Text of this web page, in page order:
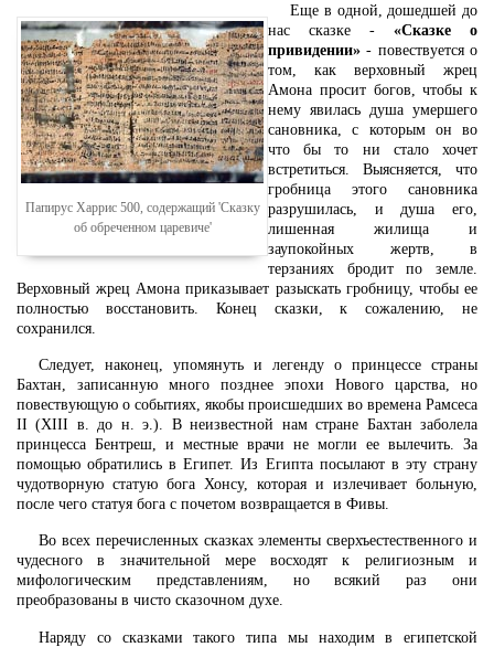
Папирус Харрис 500, содержащий 'Сказку
об обреченном царевиче'
Еще в одной, дошедшей до
нас сказке - «Сказке о
привидении» - повествуется о
том, как верховный жрец
Амона просит богов, чтобы к
нему явилась душа умершего
сановника, с которым он во
что бы то ни стало хочет
встретиться. Выясняется, что
гробница этого сановника
разрушилась, и душа его,
лишенная жилища и
заупокойных жертв, в
терзаниях бродит по земле.
Верховный жрец Амона приказывает разыскать гробницу, чтобы ее
полностью восстановить. Конец сказки, к сожалению, не
сохранился.
Следует, наконец, упомянуть и легенду о принцессе страны
Бахтан, записанную много позднее эпохи Нового царства, но
повествующую о событиях, якобы происшедших во времена Рамсеса
II (XIII в. до н. э.). В неизвестной нам стране Бахтан заболела
принцесса Бентреш, и местные врачи не могли ее вылечить. За
помощью обратились в Египет. Из Египта посылают в эту страну
чудотворную статую бога Хонсу, которая и излечивает больную,
после чего статуя бога с почетом возвращается в Фивы.
Во всех перечисленных сказках элементы сверхъестественного и
чудесного в значительной мере восходят к религиозным и
мифологическим представлениям, но всякий раз они
преобразованы в чисто сказочном духе.
Наряду со сказками такого типа мы находим в египетской